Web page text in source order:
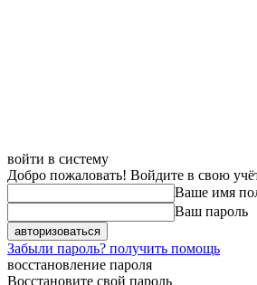
войти в систему
Добро пожаловать! Войдите в свою
Ваше имя
Ваш пароль
Забыли пароль? получить помощь
восстановление пароля
Восстановите свой пароль